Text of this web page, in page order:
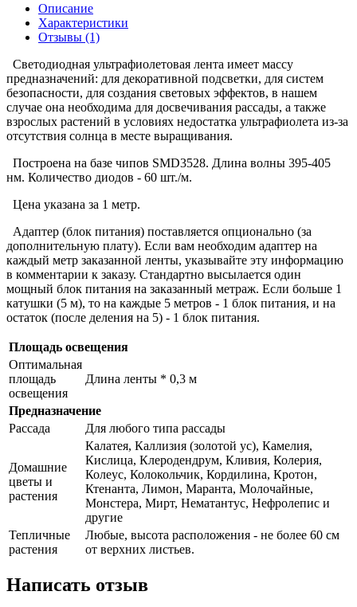
Описание
Характеристики
Отзывы (1)
Светодиодная ультрафиолетовая лента имеет массу
предназначений: для декоративной подсветки, для систем
безопасности, для создания световых эффектов, в нашем
случае она необходима для досвечивания рассады, а также
взрослых растений в условиях недостатка ультрафиолета из-за
отсутствия солнца в месте выращивания.
Построена на базе чипов SMD3528. Длина волны 395-405
нм. Количество диодов - 60 шт./м.
Цена указана за 1 метр.
Адаптер (блок питания) поставляется опционально (за
дополнительную плату). Если вам необходим адаптер на
каждый метр заказанной ленты, указывайте эту информацию
в комментарии к заказу. Стандартно высылается один
мощный блок питания на заказанный метраж. Если больше 1
катушки (5 м), то на каждые 5 метров - 1 блок питания, и на
остаток (после деления на 5) - 1 блок питания.
Площадь освещения
Оптимальная
площадь
освещения
Длина ленты * 0,3 м
Предназначение
Рассада
Для любого типа рассады
Домашние
цветы и
растения
Калатея, Каллизия (золотой ус), Камелия,
Кислица, Клеродендрум, Кливия, Колерия,
Колеус, Колокольчик, Кордилина, Кротон,
Ктенанта, Лимон, Маранта, Молочайные,
Монстера, Мирт, Нематантус, Нефролепис и
другие
Тепличные
растения
Любые, высота расположения - не более 60 см
от верхних листьев.
Написать отзыв